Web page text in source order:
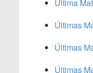
Última
Últimas
Últimas
Últimas